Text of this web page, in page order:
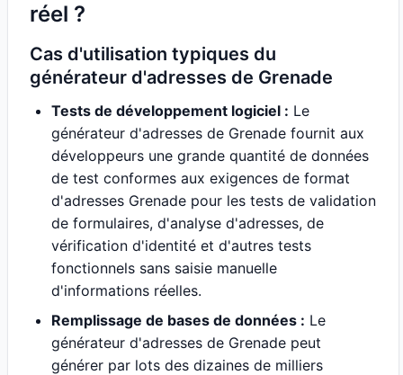
réel ?
Cas d'utilisation typiques du
générateur d'adresses de Grenade
Tests de développement logiciel : Le
générateur d'adresses de Grenade fournit aux
développeurs une grande quantité de données
de test conformes aux exigences de format
d'adresses Grenade pour les tests de validation
de formulaires, d'analyse d'adresses, de
vérification d'identité et d'autres tests
fonctionnels sans saisie manuelle
d'informations réelles.
Remplissage de bases de données : Le
générateur d'adresses de Grenade peut
générer par lots des dizaines de milliers